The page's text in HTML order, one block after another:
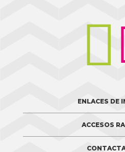

ENLACES DE
ACCESOS